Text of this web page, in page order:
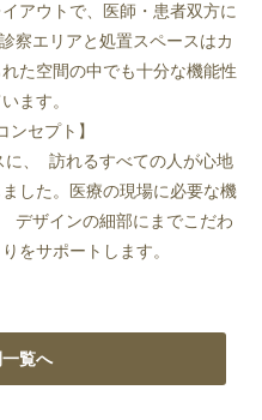
アウトで、医師・患者双方に
察エリアと処置スペースはカ
た空間の中でも十分な機能性
ます。
ンセプト】
に、 訪れるすべての人が心地
した。医療の現場に必要な機
デザインの細部にまでこだわ
をサポートします。
覧へ